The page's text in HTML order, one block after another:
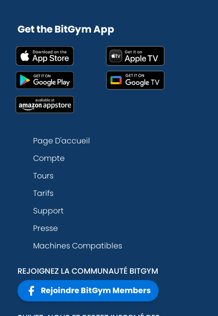
Get the BitGym App
Page D'accueil
Compte
Tours
Tarifs
Support
Presse
Machines Compatibles
REJOIGNEZ LA COMMUNAUTÉ BITGYM
Rejoindre BitGym Members